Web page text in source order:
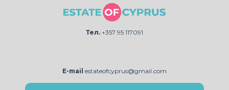
Тел. +357 95 117091
E-mail estateofcyprus@gmail.com